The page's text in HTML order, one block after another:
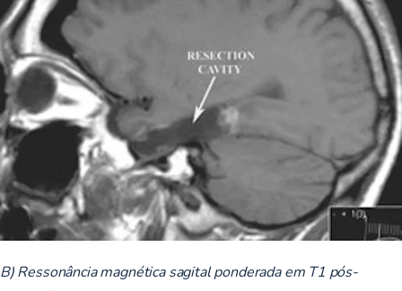
B) Ressonância magnética sagital ponderada em T1 pós-